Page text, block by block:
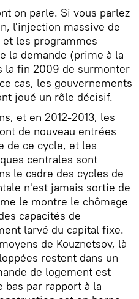
on parle. Si vous parlez
l'injection massive de
les programmes
la demande (prime à la
la fin 2009 de surmonter
cas, les gouvernements
joué un rôle décisif.
et en 2012-2013, les
de nouveau entrées
de ce cycle, et les
centrales sont
le cadre des cycles de
n'est jamais sortie de
le montre le chômage
capacités de
larvé du capital fixe.
de Kouznetsov, là
restent dans un
de logement est
par rapport à la